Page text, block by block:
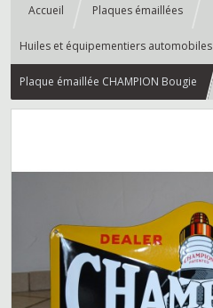
Accueil Plaques émaillées
Huiles et équipementiers automobiles
Plaque émaillée CHAMPION Bougie